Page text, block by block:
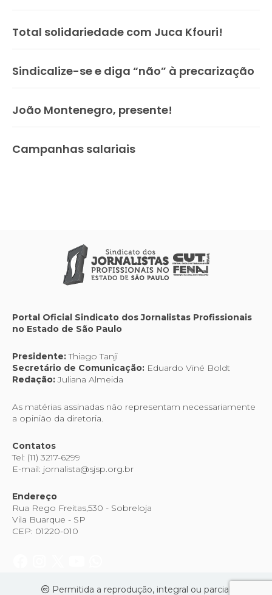
Total solidariedade com Juca Kfouri!
Sindicalize-se e diga “não” à precarização
João Montenegro, presente!
Campanhas salariais
Portal Oficial Sindicato dos Jornalistas Profissionais
no Estado de São Paulo
Presidente:Thiago Tanji
Secretário de Comunicação: Eduardo Viné Boldt
Redação:Juliana Almeida
As matérias assinadas não representam necessariamente
a opinião da diretoria.
Contatos
Tel: (11) 3217-6299
E-mail: jornalista@sjsp.org.br
Endereço
Rua Rego Freitas,530 - Sobreloja
Vila Buarque - SP
CEP: 01220-010
Permitida a reprodução, integral ou parcial